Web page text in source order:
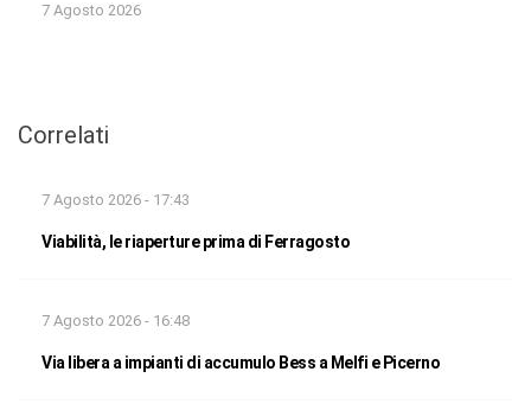
7 Agosto 2026
Correlati
7 Agosto 2026 - 17:43
Viabilità, le riaperture prima di Ferragosto
7 Agosto 2026 - 16:48
Via libera a impianti di accumulo Bess a Melfi e Picerno